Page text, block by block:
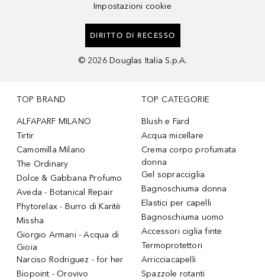
Impostazioni cookie
DIRITTO DI RECESSO
© 2026 Douglas Italia S.p.A.
TOP BRAND
ALFAPARF MILANO
Tirtir
Camomilla Milano
The Ordinary
Dolce & Gabbana Profumo
Aveda - Botanical Repair
Phytorelax - Burro di Karitè
Missha
Giorgio Armani - Acqua di
Gioia
Narciso Rodriguez - for her
Biopoint - Orovivo
TOP CATEGORIE
Blush e Fard
Acqua micellare
Crema corpo profumata
donna
Gel sopracciglia
Bagnoschiuma donna
Elastici per capelli
Bagnoschiuma uomo
Accessori ciglia finte
Termoprotettori
Arricciacapelli
Spazzole rotanti